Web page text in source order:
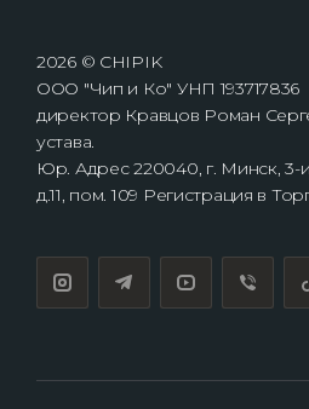
2026 © CHIPIK
ООО "Чип и Ко" УНП 193717836
директор Кравцов Роман
устава.
Юр. Адрес 220040, г. Минск,
д.11, пом. 109 Регистрация в